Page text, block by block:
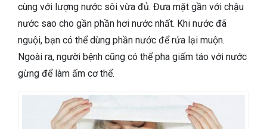
cùng với lượng nước sôi vừa đủ. Đưa mặt gần với chậu
nước sao cho gần phần hơi nước nhất. Khi nước đã
nguội, bạn có thể dùng phần nước để rửa lại muộn.
Ngoài ra, người bệnh cũng có thể pha giấm táo với nước
gừng để làm ấm cơ thể.